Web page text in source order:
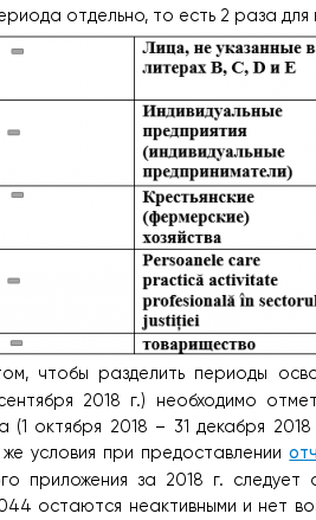
отдельно, то есть 2 раза для
чтобы разделить периоды
2018 г.) необходимо
(1 октября 2018 – 31 декабря 2018
же условия при предоставлении
приложения за 2018 г. следует
остаются неактивными и нет